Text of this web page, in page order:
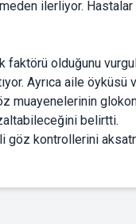
ilerliyor.
faktörü olduğunu
Ayrıca aile öyküsü
muayenelerinin
belirtti.
kontrollerini